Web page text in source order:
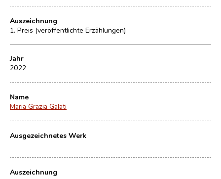
Auszeichnung
1. Preis (veröffentlichte Erzählungen)
Jahr
2022
Name
Maria Grazia Galati
Ausgezeichnetes Werk
Auszeichnung